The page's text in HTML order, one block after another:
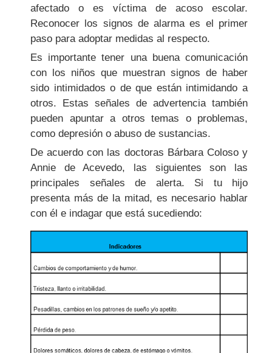
afectado o es víctima de acoso escolar.
Reconocer los signos de alarma es el primer
paso para adoptar medidas al respecto.
Es importante tener una buena comunicación
con los niños que muestran signos de haber
sido intimidados o de que están intimidando a
otros. Estas señales de advertencia también
pueden apuntar a otros temas o problemas,
como depresión o abuso de sustancias.
De acuerdo con las doctoras Bárbara Coloso y
Annie de Acevedo, las siguientes son las
principales señales de alerta. Si tu hijo
presenta más de la mitad, es necesario hablar
con él e indagar que está sucediendo: